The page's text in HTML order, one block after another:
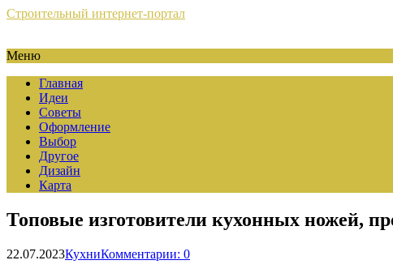
Строительный интернет-портал
Меню
Главная
Идеи
Советы
Оформление
Выбор
Другое
Дизайн
Карта
Топовые изготовители кухонных ножей,
22.07.2023КухниКомментарии: 0